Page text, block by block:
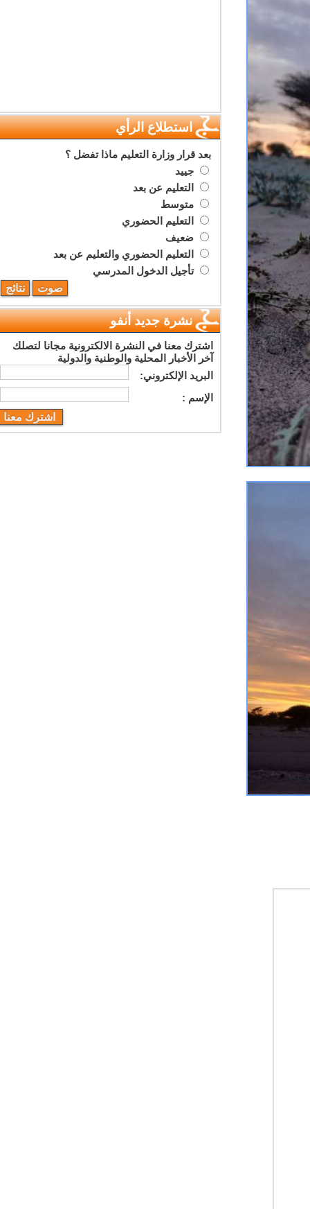
استطلاع الرأي
بعد قرار وزارة التعليم ماذا تفضل ؟
جييد
التعليم عن بعد
متوسط
التعليم الحضوري
ضعيف
التعليم الحضوري والتعليم عن بعد
تأجيل الدخول المدرسي
نشرة جديد أنفو
اشترك معنا في النشرة الالكترونية مجانا لتصلك
آخر الأخبار المحلية والوطنية والدولية
البريد اﻹلكتروني:
اﻹسم :